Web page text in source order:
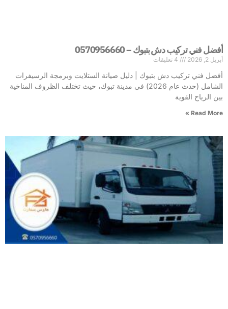
أفضل فني تركيب دش بتبوك – 0570956660
أبريل 2, 2026
أفضل فني تركيب دش بتبوك | دليل صيانة الستلايت وبرمجة الرسيفرات
الشامل (حدث عام 2026) في مدينة تبوك، حيث تختلف الظروف المناخية
بين الرياح القوية
Read More »